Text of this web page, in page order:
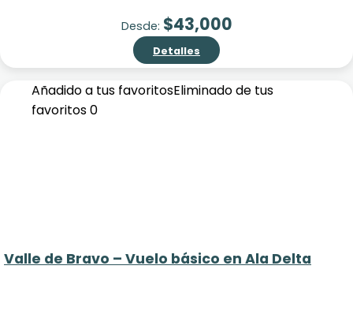
Desde: $43,000
Detalles
Añadido a tus favoritosEliminado de tus
favoritos0
Valle de Bravo – Vuelo básico en Ala Delta